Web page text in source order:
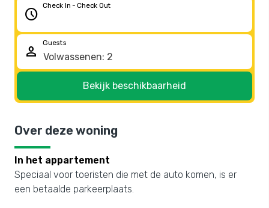
schedule
Check In - Check Out
person
Guests
Bekijk beschikbaarheid
Over deze woning
In het appartement
Speciaal voor toeristen die met de auto komen, is er
een betaalde parkeerplaats.